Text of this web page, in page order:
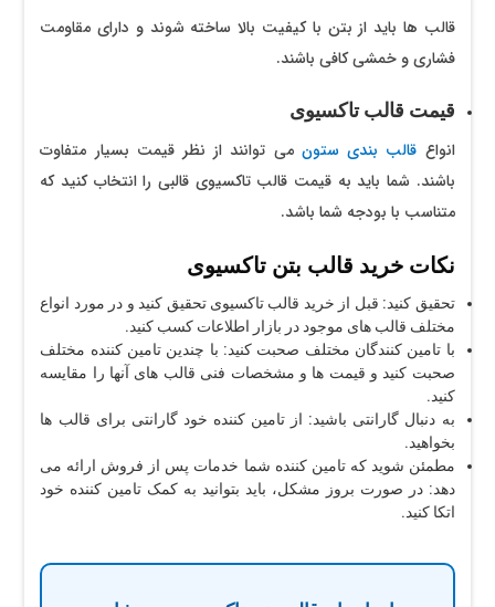
قالب ها باید از بتن با کیفیت بالا ساخته شوند و دارای مقاومت
فشاری و خمشی کافی باشند.
قیمت قالب تاکسیوی
انواع قالب بندی ستون می توانند از نظر قیمت بسیار متفاوت
باشند. شما باید به قیمت قالب تاکسیوی قالبی را انتخاب کنید که
متناسب با بودجه شما باشد.
نکات خرید قالب بتن تاکسیوی
تحقیق کنید: قبل از خرید قالب تاکسیوی تحقیق کنید و در مورد انواع
مختلف قالب های موجود در بازار اطلاعات کسب کنید.
با تامین کنندگان مختلف صحبت کنید: با چندین تامین کننده مختلف
صحبت کنید و قیمت ها و مشخصات فنی قالب های آنها را مقایسه
کنید.
به دنبال گارانتی باشید: از تامین کننده خود گارانتی برای قالب ها
بخواهید.
مطمئن شوید که تامین کننده شما خدمات پس از فروش ارائه می
دهد: در صورت بروز مشکل، باید بتوانید به کمک تامین کننده خود
اتکا کنید.